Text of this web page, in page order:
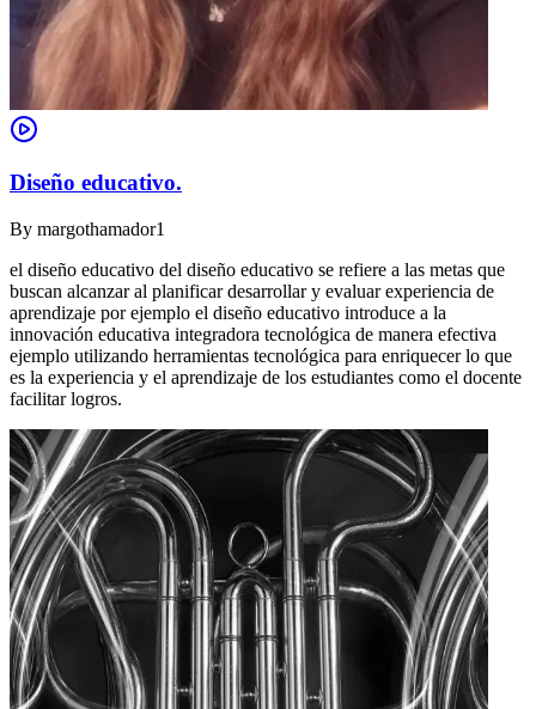
Diseño educativo.
By margothamador1
el diseño educativo del diseño educativo se refiere a las metas que
buscan alcanzar al planificar desarrollar y evaluar experiencia de
aprendizaje por ejemplo el diseño educativo introduce a la
innovación educativa integradora tecnológica de manera efectiva
ejemplo utilizando herramientas tecnológica para enriquecer lo que
es la experiencia y el aprendizaje de los estudiantes como el docente
facilitar logros.